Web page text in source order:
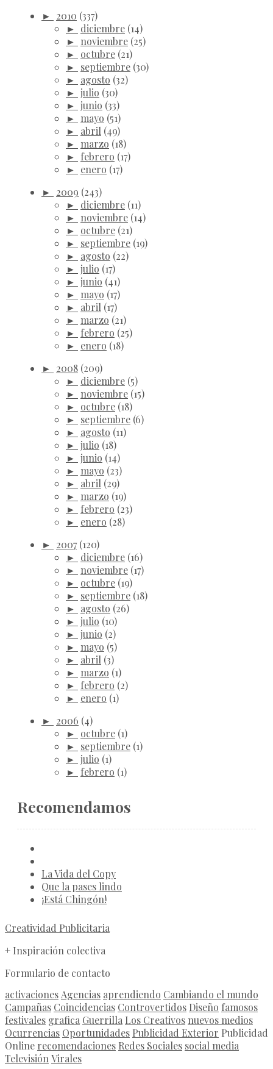
► 2010 (337)
► diciembre (14)
► noviembre (25)
► octubre (21)
► septiembre (30)
► agosto (32)
► julio (30)
► junio (33)
► mayo (51)
► abril (49)
► marzo (18)
► febrero (17)
► enero (17)
► 2009 (243)
► diciembre (11)
► noviembre (14)
► octubre (21)
► septiembre (19)
► agosto (22)
► julio (17)
► junio (41)
► mayo (17)
► abril (17)
► marzo (21)
► febrero (25)
► enero (18)
► 2008 (209)
► diciembre (5)
► noviembre (15)
► octubre (18)
► septiembre (6)
► agosto (11)
► julio (18)
► junio (14)
► mayo (23)
► abril (29)
► marzo (19)
► febrero (23)
► enero (28)
► 2007 (120)
► diciembre (16)
► noviembre (17)
► octubre (19)
► septiembre (18)
► agosto (26)
► julio (10)
► junio (2)
► mayo (5)
► abril (3)
► marzo (1)
► febrero (2)
► enero (1)
► 2006 (4)
► octubre (1)
► septiembre (1)
► julio (1)
► febrero (1)
Recomendamos
La Vida del Copy
Que la pases lindo
¡Está Chingón!
Creatividad Publicitaria
+ Inspiración colectiva
Formulario de contacto
activaciones Agencias aprendiendo Cambiando el mundo
Campañas Coincidencias Controvertidos Diseño famosos
festivales grafica Guerrilla Los Creativos nuevos medios
Ocurrencias Oportunidades Publicidad Exterior Publicidad
Online recomendaciones Redes Sociales social media
Televisión Virales